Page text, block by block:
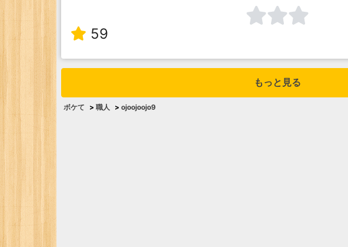
59
もっと見る
ボケて > 職人 > ojoojoojo9